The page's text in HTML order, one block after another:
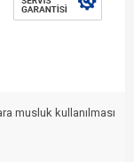
musluk kullanılması